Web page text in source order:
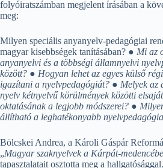
folyóiratszámban megjelent írásában a
meg:
Milyen speciális anyanyelv-pedagógiai
magyar kisebbségek tanításában? ● Mi az
anyanyelvi és a többségi államnyelvi
között? ● Hogyan lehet az egyes külső
igazítani a nyelvpedagógiát? ● Melyek az
nyelv kétnyelvű körülmények közötti
oktatásának a legjobb módszerei? ●
állítható a leghatékonyabb
Bölcskei Andrea, a Károli Gáspár
„Magyar szaknyelvek a Kárpát-
tapasztalatait osztotta meg a